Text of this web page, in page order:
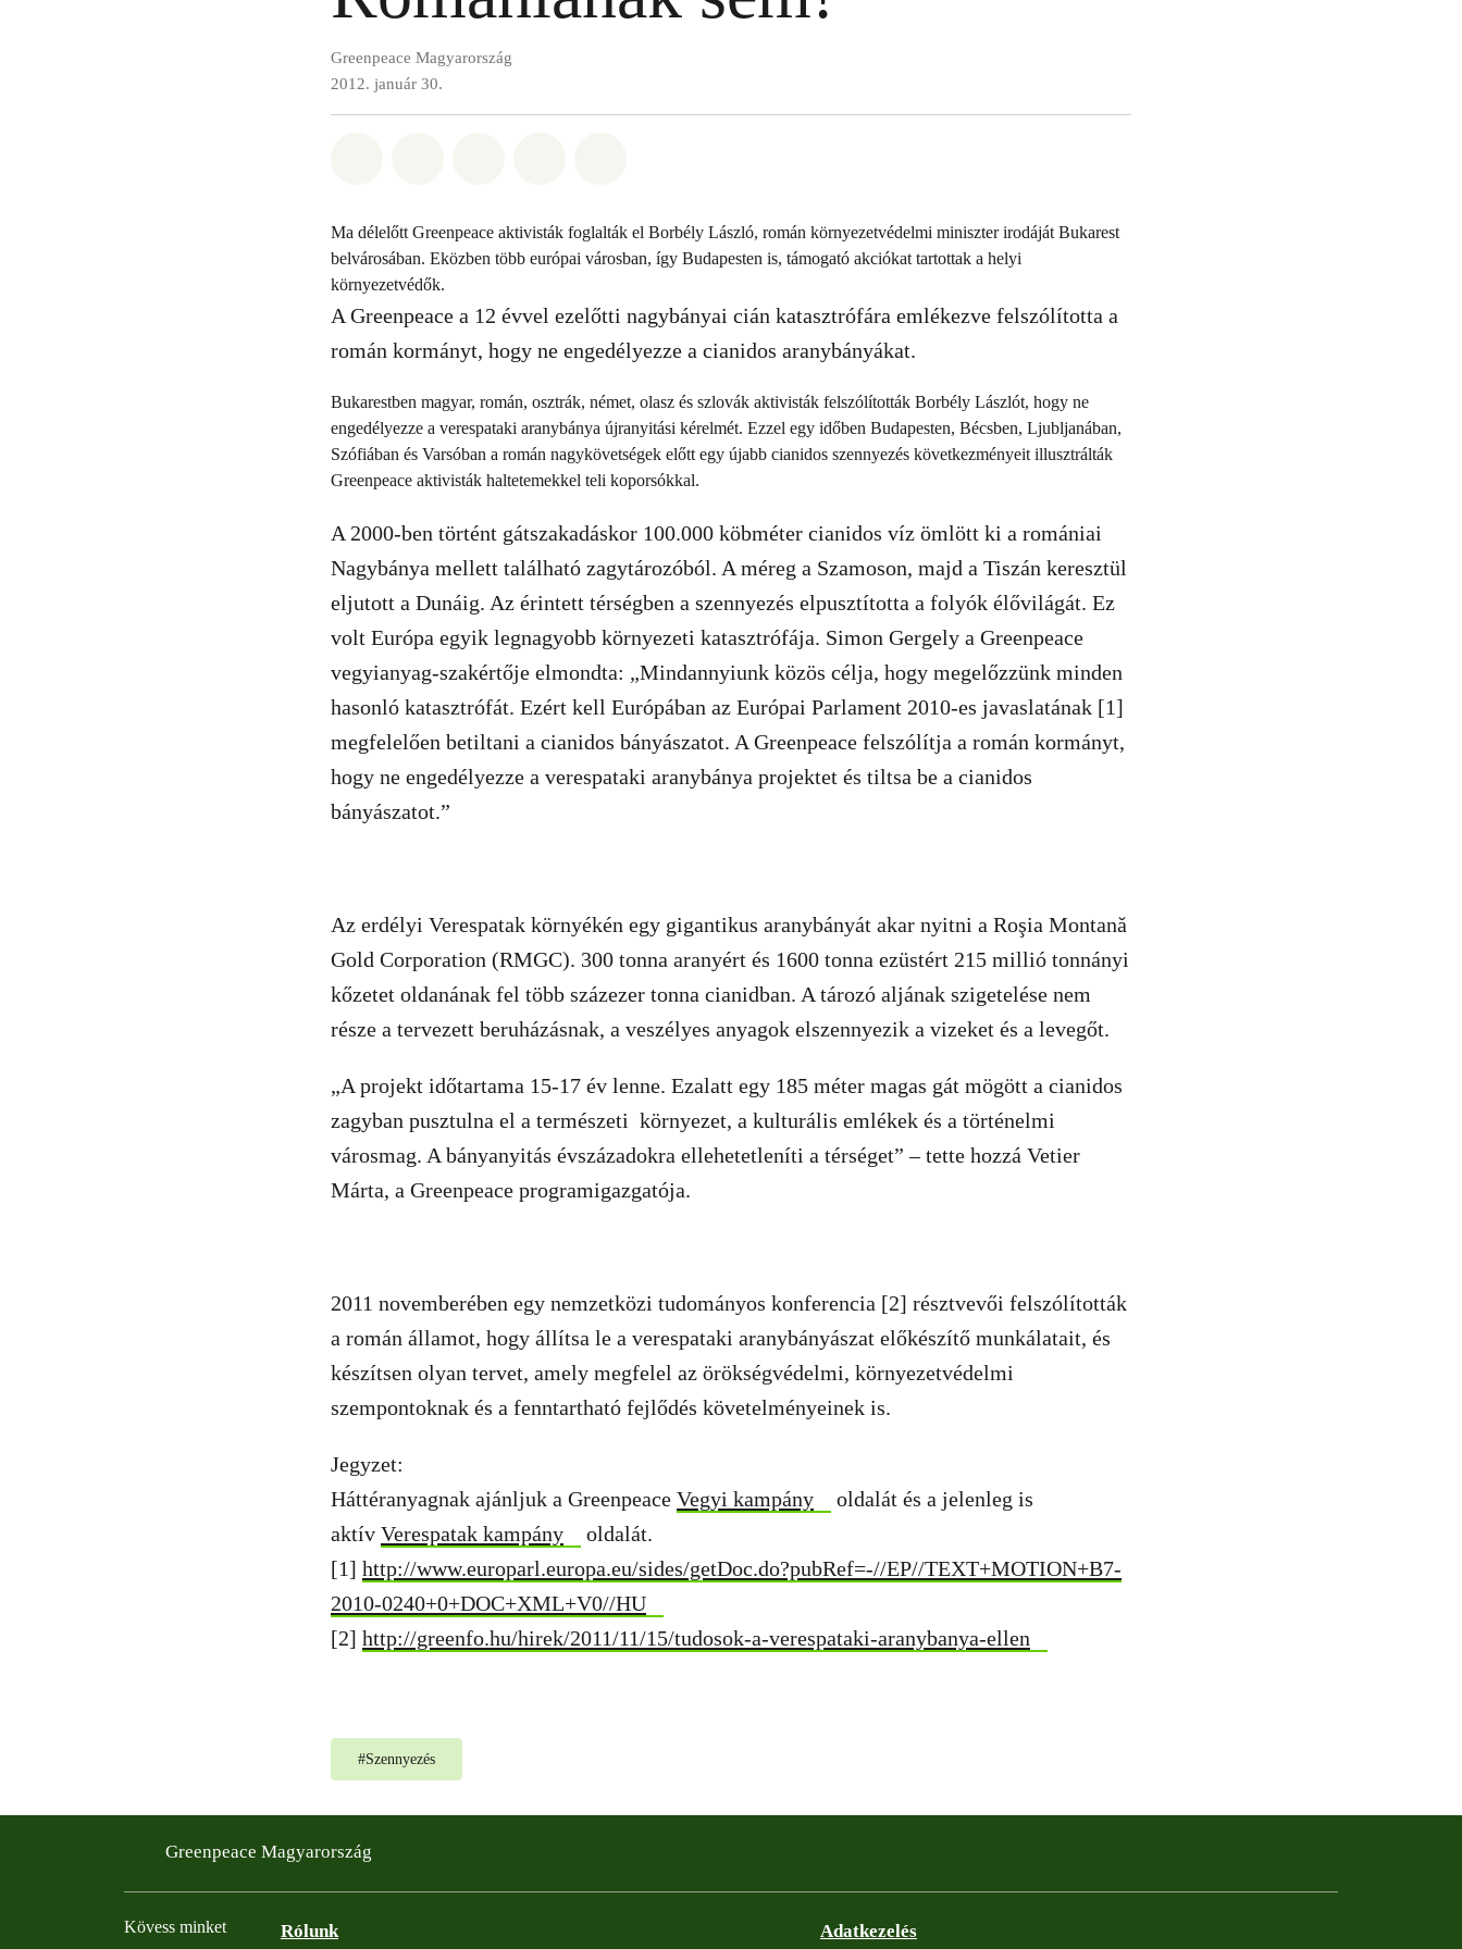
Greenpeace Magyarország
2012. január 30.
Ma délelőtt Greenpeace aktivisták foglalták el Borbély László, román környezetvédelmi miniszter irodáját Bukarest
belvárosában. Eközben több európai városban, így Budapesten is, támogató akciókat tartottak a helyi
környezetvédők.
A Greenpeace a 12 évvel ezelőtti nagybányai cián katasztrófára emlékezve felszólította a
román kormányt, hogy ne engedélyezze a cianidos aranybányákat.
Bukarestben magyar, román, osztrák, német, olasz és szlovák aktivisták felszólították Borbély Lászlót, hogy ne
engedélyezze a verespataki aranybánya újranyitási kérelmét. Ezzel egy időben Budapesten, Bécsben, Ljubljanában,
Szófiában és Varsóban a román nagykövetségek előtt egy újabb cianidos szennyezés következményeit illusztrálták
Greenpeace aktivisták haltetemekkel teli koporsókkal.
A 2000-ben történt gátszakadáskor 100.000 köbméter cianidos víz ömlött ki a romániai
Nagybánya mellett található zagytározóból. A méreg a Szamoson, majd a Tiszán keresztül
eljutott a Dunáig. Az érintett térségben a szennyezés elpusztította a folyók élővilágát. Ez
volt Európa egyik legnagyobb környezeti katasztrófája. Simon Gergely a Greenpeace
vegyianyag-szakértője elmondta: „Mindannyiunk közös célja, hogy megelőzzünk minden
hasonló katasztrófát. Ezért kell Európában az Európai Parlament 2010-es javaslatának [1]
megfelelően betiltani a cianidos bányászatot. A Greenpeace felszólítja a román kormányt,
hogy ne engedélyezze a verespataki aranybánya projektet és tiltsa be a cianidos
bányászatot.”
Az erdélyi Verespatak környékén egy gigantikus aranybányát akar nyitni a Roşia Montană
Gold Corporation (RMGC). 300 tonna aranyért és 1600 tonna ezüstért 215 millió tonnányi
kőzetet oldanának fel több százezer tonna cianidban. A tározó aljának szigetelése nem
része a tervezett beruházásnak, a veszélyes anyagok elszennyezik a vizeket és a levegőt.
„A projekt időtartama 15-17 év lenne. Ezalatt egy 185 méter magas gát mögött a cianidos
zagyban pusztulna el a természeti környezet, a kulturális emlékek és a történelmi
városmag. A bányanyitás évszázadokra ellehetetleníti a térséget” – tette hozzá Vetier
Márta, a Greenpeace programigazgatója.
2011 novemberében egy nemzetközi tudományos konferencia [2] résztvevői felszólították
a román államot, hogy állítsa le a verespataki aranybányászat előkészítő munkálatait, és
készítsen olyan tervet, amely megfelel az örökségvédelmi, környezetvédelmi
szempontoknak és a fenntartható fejlődés követelményeinek is.
Jegyzet:
Háttéranyagnak ajánljuk a Greenpeace Vegyi kampány
oldalát és a jelenleg is
aktív Verespatak kampány
oldalát.
[1] http://www.europarl.europa.eu/sides/getDoc.do?pubRef=-//EP//TEXT+MOTION+B7-
2010-0240+0+DOC+XML+V0//HU
[2] http://greenfo.hu/hirek/2011/11/15/tudosok-a-verespataki-aranybanya-ellen
#Szennyezés
Greenpeace Magyarország
Kövess minket Rólunk Adatkezelés